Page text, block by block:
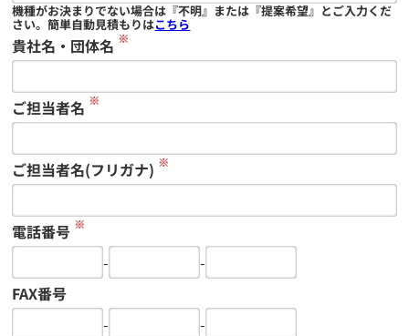
機種がお決まりでない場合は『不明』または『提案希望』とご入力くだ
さい。簡単自動見積もりはこちら
貴社名・団体名 ※
ご担当者名 ※
ご担当者名(フリガナ) ※
電話番号 ※
-
-
FAX番号
-
-